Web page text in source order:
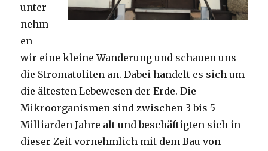
unter
nehm
en
wir eine kleine Wanderung und schauen uns
die Stromatoliten an. Dabei handelt es sich um
die ältesten Lebewesen der Erde. Die
Mikroorganismen sind zwischen 3 bis 5
Milliarden Jahre alt und beschäftigten sich in
dieser Zeit vornehmlich mit dem Bau von